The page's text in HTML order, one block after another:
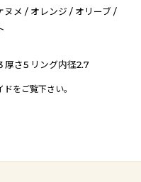
ヌメ / オレンジ / オリーブ /
厚さ5 リング内径2.7
ドをご覧下さい。